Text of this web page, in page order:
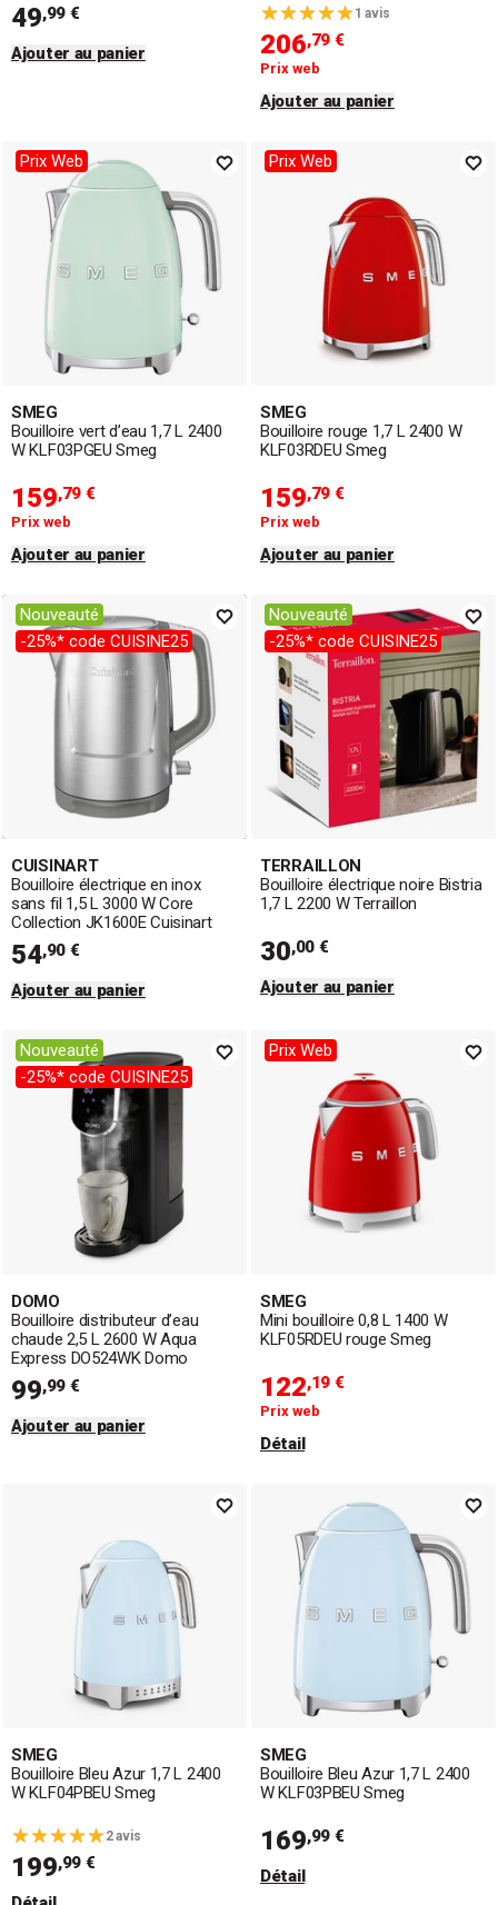
49,99 €
Ajouter au panier
1 avis
206,79 €
Prix web
Ajouter au panier
Prix Web
SMEG
Bouilloire vert d’eau 1,7 L 2400
W KLF03PGEU Smeg
159,79 €
Prix web
Ajouter au panier
Prix Web
SMEG
Bouilloire rouge 1,7 L 2400 W
KLF03RDEU Smeg
159,79 €
Prix web
Ajouter au panier
Nouveauté
-25%* code CUISINE25
CUISINART
Bouilloire électrique en inox
sans fil 1,5 L 3000 W Core
Collection JK1600E Cuisinart
54,90 €
Ajouter au panier
Nouveauté
-25%* code CUISINE25
TERRAILLON
Bouilloire électrique noire Bistria
1,7 L 2200 W Terraillon
30,00 €
Ajouter au panier
Nouveauté
-25%* code CUISINE25
DOMO
Bouilloire distributeur d’eau
chaude 2,5 L 2600 W Aqua
Express DO524WK Domo
99,99 €
Ajouter au panier
Prix Web
SMEG
Mini bouilloire 0,8 L 1400 W
KLF05RDEU rouge Smeg
122,19 €
Prix web
Détail
SMEG
Bouilloire Bleu Azur 1,7 L 2400
W KLF04PBEU Smeg
2 avis
199,99 €
SMEG
Bouilloire Bleu Azur 1,7 L 2400
W KLF03PBEU Smeg
169,99 €
Détail